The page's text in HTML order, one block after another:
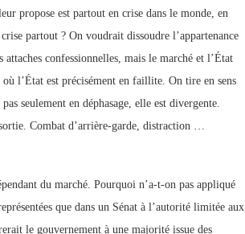
propose est partout en crise dans le monde, en
partout ? On voudrait dissoudre l’appartenance
confessionnelles, mais le marché et l’État
l’État est précisément en faillite. On tire en sens
seulement en déphasage, elle est divergente.
Combat d’arrière-garde, distraction …
du marché. Pourquoi n’a-t-on pas appliqué
que dans un Sénat à l’autorité limitée aux
le gouvernement à une majorité issue des